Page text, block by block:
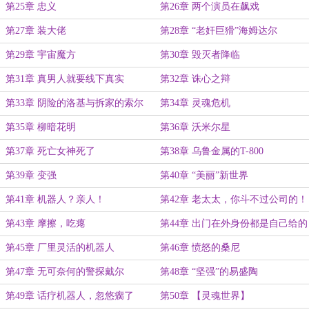
呀？
第25章 忠义 第26章 两个演员在飙戏
第27章 装大佬 第28章 “老奸巨猾”海姆达尔
第29章 宇宙魔方 第30章 毁灭者降临
第31章 真男人就要线下真实 第32章 诛心之辩
第33章 阴险的洛基与拆家的索尔 第34章 灵魂危机
第35章 柳暗花明 第36章 沃米尔星
第37章 死亡女神死了 第38章 乌鲁金属的T-800
第39章 变强 第40章 “美丽”新世界
第41章 机器人？亲人！ 第42章 老太太，你斗不过公司的！
第43章 摩擦，吃瘪 第44章 出门在外身份都是自己给的
第45章 厂里灵活的机器人 第46章 愤怒的桑尼
第47章 无可奈何的警探戴尔 第48章 “坚强”的易盛陶
第49章 话疗机器人，忽悠瘸了 第50章 【灵魂世界】